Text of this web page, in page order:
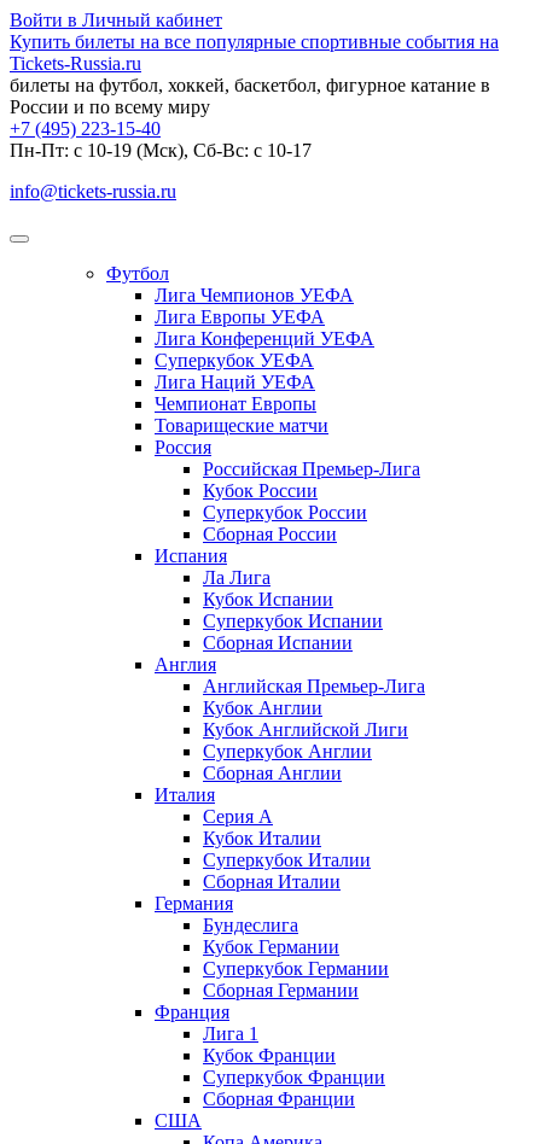
Войти в Личный кабинет
Купить билеты на все популярные спортивные события на
Tickets-Russia.ru
билеты на футбол, хоккей, баскетбол, фигурное катание в
России и по всему миру
+7 (495) 223-15-40
Пн-Пт: c 10-19 (Мск), Сб-Вс: с 10-17
info@tickets-russia.ru
Футбол
Лига Чемпионов УЕФА
Лига Европы УЕФА
Лига Конференций УЕФА
Суперкубок УЕФА
Лига Наций УЕФА
Чемпионат Европы
Товарищеские матчи
Россия
Российская Премьер-Лига
Кубок России
Суперкубок России
Сборная России
Испания
Ла Лига
Кубок Испании
Суперкубок Испании
Сборная Испании
Англия
Английская Премьер-Лига
Кубок Англии
Кубок Английской Лиги
Суперкубок Англии
Сборная Англии
Италия
Серия А
Кубок Италии
Суперкубок Италии
Сборная Италии
Германия
Бундеслига
Кубок Германии
Суперкубок Германии
Сборная Германии
Франция
Лига 1
Кубок Франции
Суперкубок Франции
Сборная Франции
США